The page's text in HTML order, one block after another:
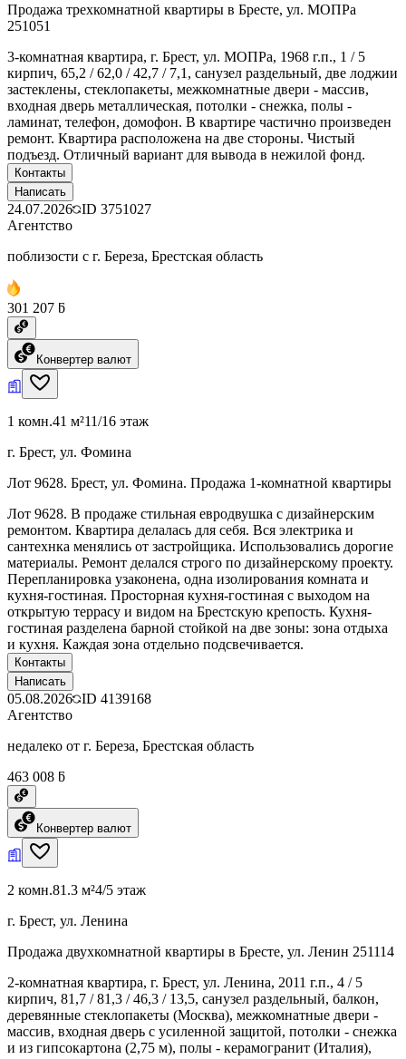
Продажа трехкомнатной квартиры в Бресте, ул. МОПРа
251051
3-комнатная квартира, г. Брест, ул. МОПРа, 1968 г.п., 1 / 5
кирпич, 65,2 / 62,0 / 42,7 / 7,1, санузел раздельный, две лоджии
застеклены, стеклопакеты, межкомнатные двери - массив,
входная дверь металлическая, потолки - снежка, полы -
ламинат, телефон, домофон. В квартире частично произведен
ремонт. Квартира расположена на две стороны. Чистый
подъезд. Отличный вариант для вывода в нежилой фонд.
Контакты
Написать
24.07.2026 ID 3751027
Агентство
поблизости с г. Береза, Брестская область
301 207 ƃ
Конвертер валют
1 комн.41 м²11/16 этаж
г. Брест, ул. Фомина
Лот 9628. Брест, ул. Фомина. Продажа 1-комнатной квартиры
Лот 9628. В продаже стильная евродвушка с дизайнерским
ремонтом. Квартира делалась для себя. Вся электрика и
сантехнка менялись от застройщика. Использовались дорогие
материалы. Ремонт делался строго по дизайнерскому проекту.
Перепланировка узаконена, одна изолирования комната и
кухня-гостиная. Просторная кухня-гостиная с выходом на
открытую террасу и видом на Брестскую крепость. Кухня-
гостиная разделена барной стойкой на две зоны: зона отдыха
и кухня. Каждая зона отдельно подсвечивается.
Контакты
Написать
05.08.2026 ID 4139168
Агентство
недалеко от г. Береза, Брестская область
463 008 ƃ
Конвертер валют
2 комн.81.3 м²4/5 этаж
г. Брест, ул. Ленина
Продажа двухкомнатной квартиры в Бресте, ул. Ленин 251114
2-комнатная квартира, г. Брест, ул. Ленина, 2011 г.п., 4 / 5
кирпич, 81,7 / 81,3 / 46,3 / 13,5, санузел раздельный, балкон,
деревянные стеклопакеты (Москва), межкомнатные двери -
массив, входная дверь с усиленной защитой, потолки - снежка
и из гипсокартона (2,75 м), полы - керамогранит (Италия),